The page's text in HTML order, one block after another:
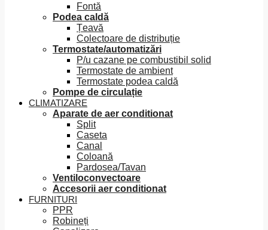
Fontă
Podea caldă
Țeavă
Colectoare de distribuție
Termostate/automatizări
P/u cazane pe combustibil solid
Termostate de ambient
Termostate podea caldă
Pompe de circulație
CLIMATIZARE
Aparate de aer conditionat
Split
Caseta
Canal
Coloană
Pardosea/Tavan
Ventiloconvectoare
Accesorii aer conditionat
FURNITURI
PPR
Robineți